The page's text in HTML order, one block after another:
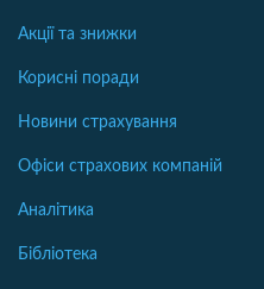
Акції та знижки
Корисні поради
Новини страхування
Офіси страхових компаній
Аналітика
Бібліотека